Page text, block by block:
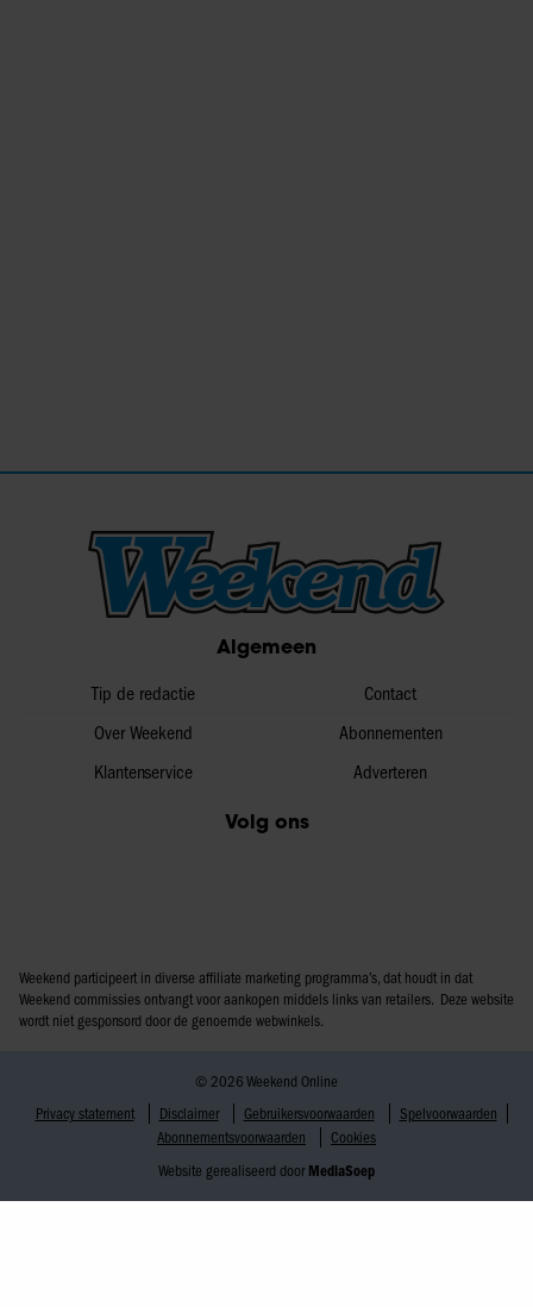
Algemeen
Tip de redactie
Over Weekend
Klantenservice
Contact
Abonnementen
Adverteren
Volg ons
Weekend participeert in diverse affiliate marketing programma’s, dat houdt in dat
Weekend commissies ontvangt voor aankopen middels links van retailers. Deze website
wordt niet gesponsord door de genoemde webwinkels.
© 2026 Weekend Online
Privacy statement
Disclaimer Gebruikersvoorwaarden
Spelvoorwaarden
Abonnementsvoorwaarden
Cookies
Website gerealiseerd door MediaSoep